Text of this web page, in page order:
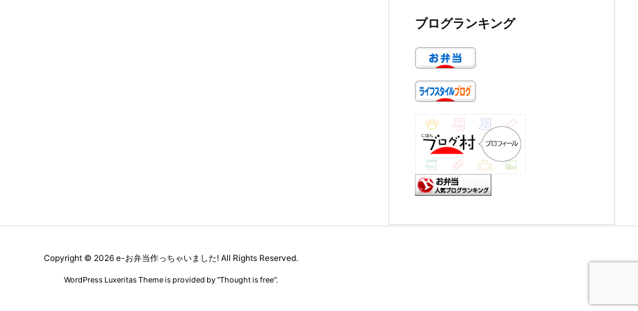
ブログランキング
Copyright © 2026 e-お弁当作っちゃいました! All Rights Reserved.
WordPress Luxeritas Theme is provided by "Thought is free".